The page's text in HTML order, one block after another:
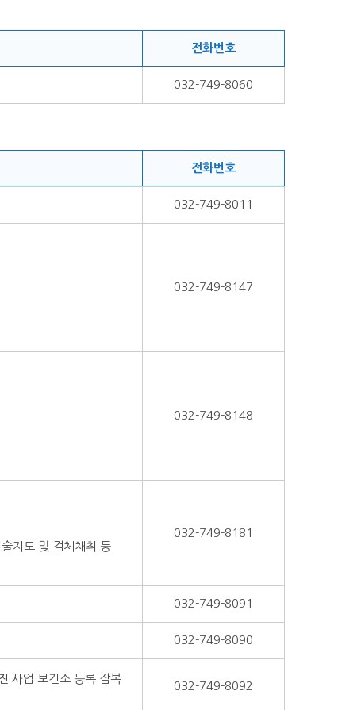
전화번호
032-749-8060
전화번호
032-749-8011
032-749-8147
032-749-8148
지도 및 검체채취 등
032-749-8181
032-749-8091
032-749-8090
사업 보건소 등록 잠복
032-749-8092